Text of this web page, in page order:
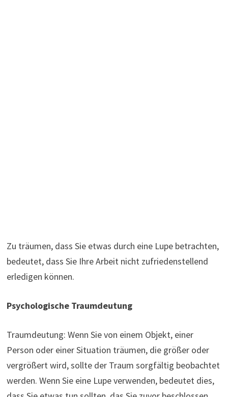
Zu träumen, dass Sie etwas durch eine Lupe betrachten,
bedeutet, dass Sie Ihre Arbeit nicht zufriedenstellend
erledigen können.
Psychologische Traumdeutung
Traumdeutung: Wenn Sie von einem Objekt, einer
Person oder einer Situation träumen, die größer oder
vergrößert wird, sollte der Traum sorgfältig beobachtet
werden. Wenn Sie eine Lupe verwenden, bedeutet dies,